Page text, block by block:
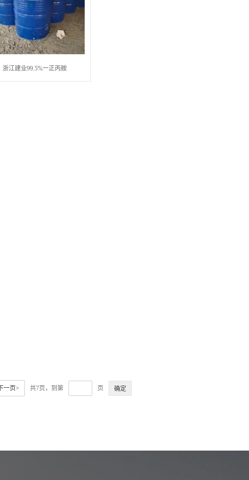
浙江建业99.5%一正丙胺
下一页> 共7页，到第 页